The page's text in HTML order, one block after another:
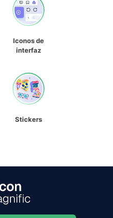
Iconos de
interfaz
Stickers